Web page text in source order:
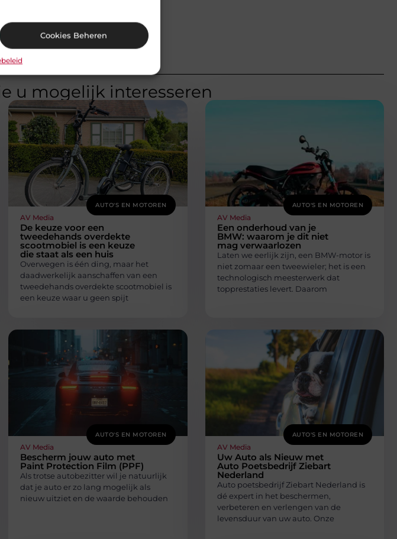
Cookies Beheren
u mogelijk interesseren
AUTO'S EN MOTOREN
AV Media
De keuze voor een
tweedehands overdekte
scootmobiel is een keuze
die staat als een huis
Overwegen is één ding, maar het
daadwerkelijk aanschaffen van een
tweedehands overdekte scootmobiel is
een keuze waar u geen spijt
AUTO'S EN MOTOREN
AV Media
Een onderhoud van je
BMW: waarom je dit niet
mag verwaarlozen
Laten we eerlijk zijn, een BMW-motor is
niet zomaar een tweewieler; het is een
technologisch meesterwerk dat
topprestaties levert. Daarom
AUTO'S EN MOTOREN
AV Media
Bescherm jouw auto met
Paint Protection Film (PPF)
Als trotse autobezitter wil je natuurlijk
dat je auto er zo lang mogelijk als
nieuw uitziet en de waarde behouden
AUTO'S EN MOTOREN
AV Media
Uw Auto als Nieuw met
Auto Poetsbedrijf Ziebart
Nederland
Auto poetsbedrijf Ziebart Nederland is
dé expert in het beschermen,
verbeteren en verlengen van de
levensduur van uw auto. Onze